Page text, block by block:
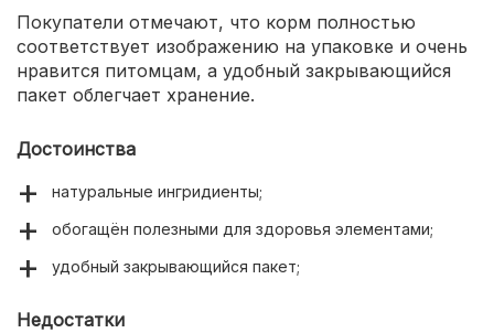
Покупатели отмечают, что корм полностью
соответствует изображению на упаковке и очень
нравится питомцам, а удобный закрывающийся
пакет облегчает хранение.
Достоинства
натуральные ингридиенты;
обогащён полезными для здоровья элементами;
удобный закрывающийся пакет;
Недостатки